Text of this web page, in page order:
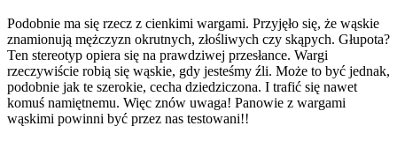
Podobnie ma się rzecz z cienkimi wargami. Przyjęło się, że wąskie
znamionują mężczyzn okrutnych, złośliwych czy skąpych. Głupota?
Ten stereotyp opiera się na prawdziwej przesłance. Wargi
rzeczywiście robią się wąskie, gdy jesteśmy źli. Może to być jednak,
podobnie jak te szerokie, cecha dziedziczona. I trafić się nawet
komuś namiętnemu. Więc znów uwaga! Panowie z wargami
wąskimi powinni być przez nas testowani!!